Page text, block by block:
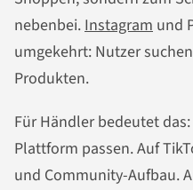
nebenbei. Instagram und
umgekehrt: Nutzer
Produkten.
Für Händler bedeutet
Plattform passen. Auf
und Community-Aufbau.